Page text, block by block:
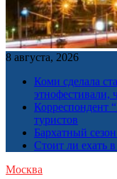
8 августа, 2026
Коми сделала
этнофестивали,
Корреспондент
туристов
Бархатный
Стоит ли ехать
Москва